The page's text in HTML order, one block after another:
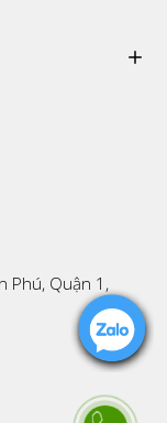
Phú, Quận 1,